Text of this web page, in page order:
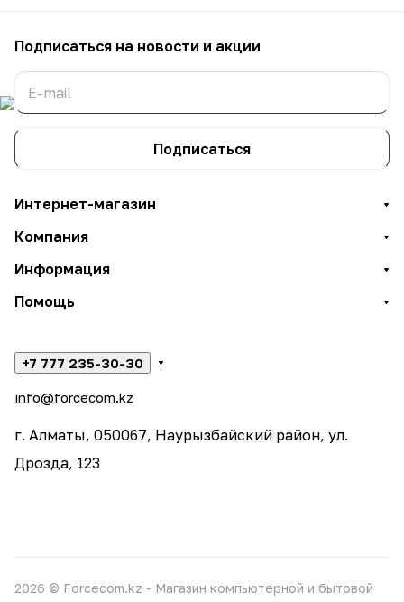
Подписаться на новости и акции
Подписаться
Интернет-магазин
Компания
Информация
Помощь
+7 777 235-30-30
info@forcecom.kz
г. Алматы, 050067, Наурызбайский район, ул.
Дрозда, 123
2026 © Forcecom.kz - Магазин компьютерной и бытовой